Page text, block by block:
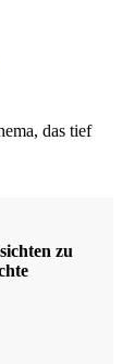
das tief
zu